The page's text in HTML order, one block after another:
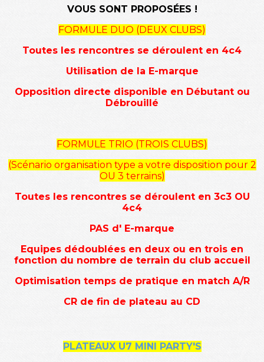
VOUS SONT PROPOSÉES !
FORMULE DUO (DEUX CLUBS)
Toutes les rencontres se déroulent en 4c4
Utilisation de la E-marque
Opposition directe disponible en Débutant ou
Débrouillé
FORMULE TRIO (TROIS CLUBS)
(Scénario organisation type a votre disposition pour 2
OU 3 terrains)
Toutes les rencontres se déroulenten 3c3 OU
4c4
PAS d' E-marque
Equipes dédoublées en deux ou en trois en
fonction du nombre de terrain du club accueil
Optimisation temps de pratique en match A/R
CR de fin de plateau au CD
PLATEAUX U7 MINI PARTY'S